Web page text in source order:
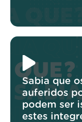
Sabia que
auferidos
podem ser
estes